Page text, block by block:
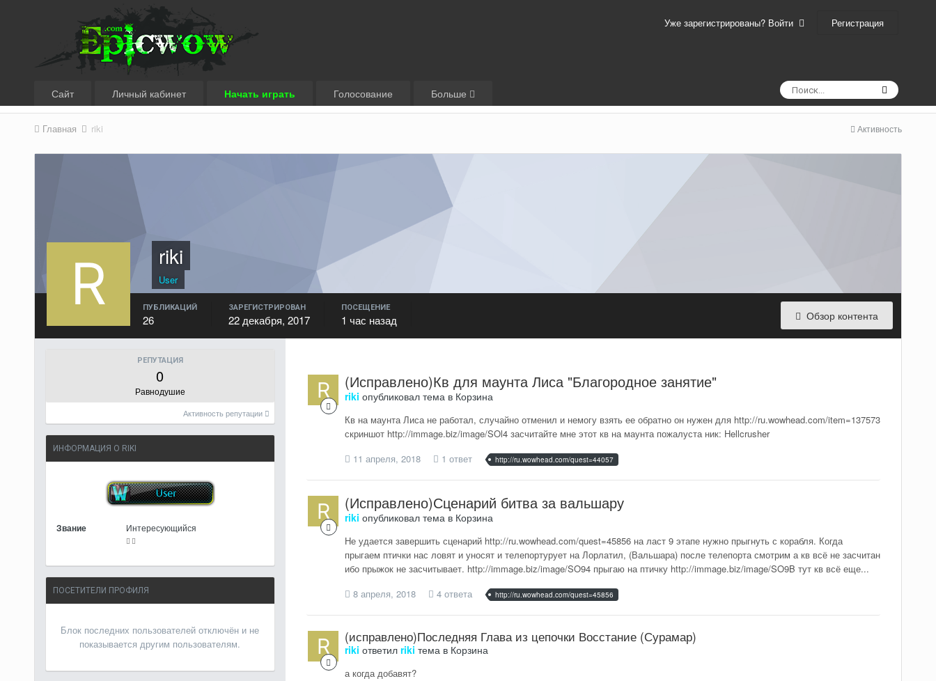
Уже зарегистрированы? Войти Регистрация
Сайт Личный кабинет Начать играть Голосование Больше
Активность
Главная riki
riki
User
Обзор контента
ПУБЛИКАЦИЙ
26
ЗАРЕГИСТРИРОВАН
22 декабря, 2017
ПОСЕЩЕНИЕ
1 час назад
РЕПУТАЦИЯ
0
Равнодушие
Активность репутации
ИНФОРМАЦИЯ О RIKI
Звание Интересующийся
ПОСЕТИТЕЛИ ПРОФИЛЯ
Блок последних пользователей отключён и не
показывается другим пользователям.
(Исправлено)Кв для маунта Лиса "Благородное занятие"
riki опубликовал тема в Корзина
Кв на маунта Лиса не работал, случайно отменил и немогу взять ее обратно он нужен для http://ru.wowhead.com/item=137573
скриншот http://immage.biz/image/SOl4 засчитайте мне этот кв на маунта пожалуста ник: Hellcrusher
11 апреля, 2018
1 ответ http://ru.wowhead.com/quest=44057
(Исправлено)Сценарий битва за вальшару
riki опубликовал тема в Корзина
Не удается завершить сценарий http://ru.wowhead.com/quest=45856 на ласт 9 этапе нужно прыгнуть с корабля. Когда
прыгаем птички нас ловят и уносят и телепортурует на Лорлатил, (Вальшара) после телепорта смотрим а кв всё не засчитан
ибо прыжок не засчитывает. http://immage.biz/image/SO94 прыгаю на птичку http://immage.biz/image/SO9B тут кв всё еще...
8 апреля, 2018
4 ответа http://ru.wowhead.com/quest=45856
(исправлено)Последняя Глава из цепочки Восстание (Сурамар)
riki ответил riki тема в Корзина
а когда добавят?